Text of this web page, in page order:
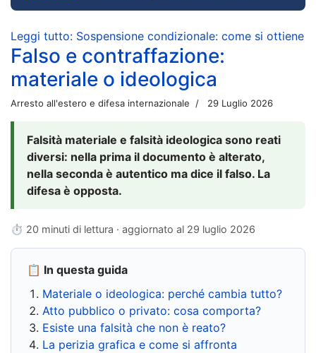
Leggi tutto: Sospensione condizionale: come si ottiene
Falso e contraffazione:
materiale o ideologica
Arresto all'estero e difesa internazionale 29 Luglio 2026
Falsità materiale e falsità ideologica sono reati
diversi: nella prima il documento è alterato,
nella seconda è autentico ma dice il falso. La
difesa è opposta.
⏱ 20 minuti di lettura · aggiornato al 29 luglio 2026
📋 In questa guida
Materiale o ideologica: perché cambia tutto?
Atto pubblico o privato: cosa comporta?
Esiste una falsità che non è reato?
La perizia grafica e come si affronta